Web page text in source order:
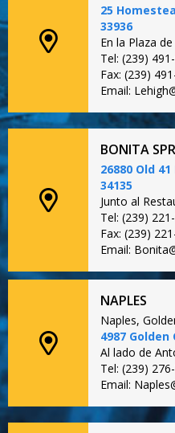
25
33936
En la Plaza
Tel: (239)
Fax: (239)
Email:
BONITA
26880 Old
34135
Junto al
Tel: (239)
Fax: (239)
Email:
NAPLES
Naples,
4987 Golden
Al lado de
Tel: (239)
Email: